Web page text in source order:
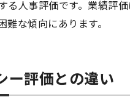
る人事評価です。業績評
な傾向にあります。
ー評価との違い